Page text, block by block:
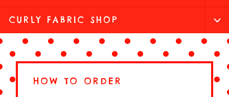
CURLY FABRIC SHOP
HOW TO ORDER